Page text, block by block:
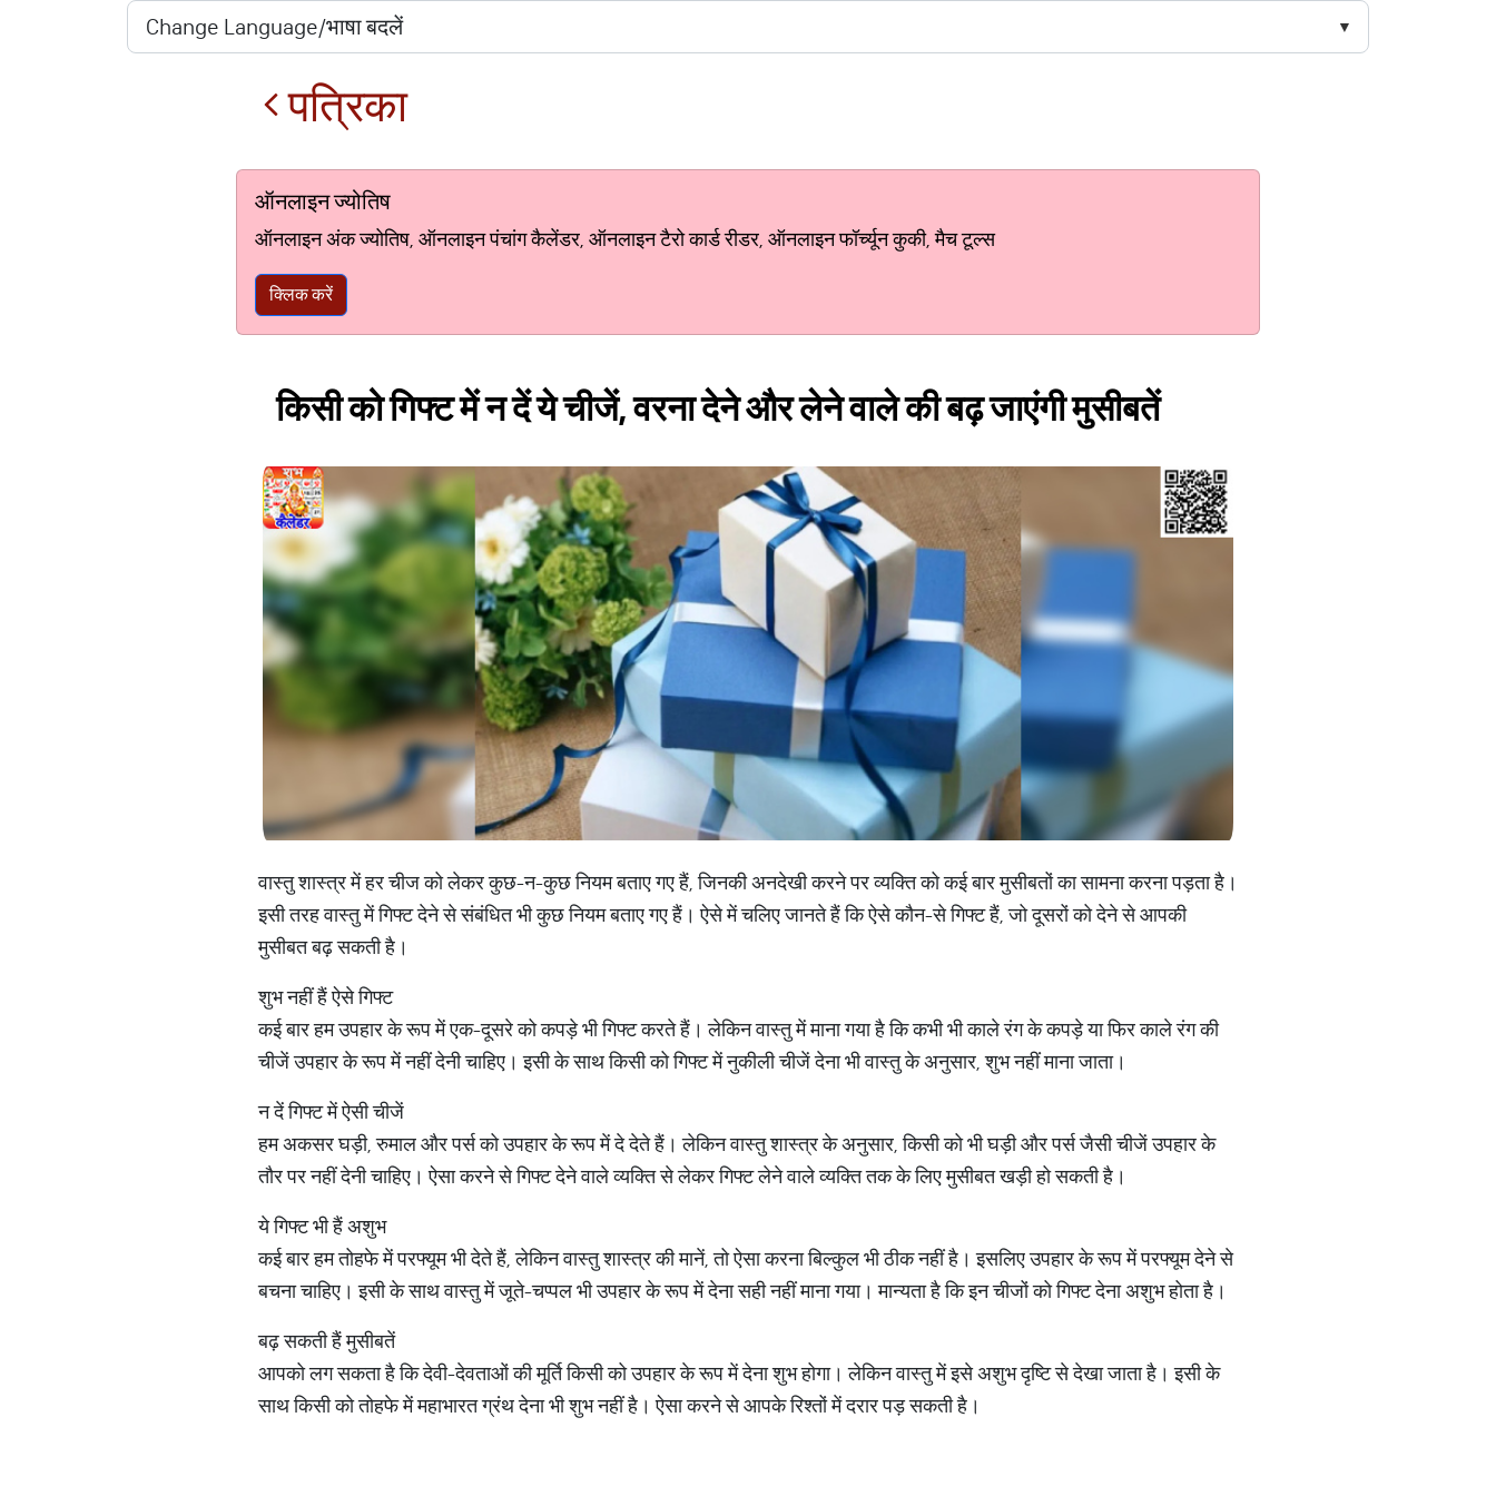
पत्रिका
ऑनलाइन ज्योतिष
ऑनलाइन अंक ज्योतिष, ऑनलाइन पंचांग कैलेंडर, ऑनलाइन टैरो कार्ड रीडर, ऑनलाइन फॉर्च्यून कुकी, मैच टूल्स
क्लिक करें
किसी को गिफ्ट में न दें ये चीजें, वरना देने और लेने वाले की बढ़ जाएंगी मुसीबतें
वास्तु शास्त्र में हर चीज को लेकर कुछ-न-कुछ नियम बताए गए हैं, जिनकी अनदेखी करने पर व्यक्ति को कई बार मुसीबतों का सामना करना पड़ता है।
इसी तरह वास्तु में गिफ्ट देने से संबंधित भी कुछ नियम बताए गए हैं। ऐसे में चलिए जानते हैं कि ऐसे कौन-से गिफ्ट हैं, जो दूसरों को देने से आपकी
मुसीबत बढ़ सकती है।
शुभ नहीं हैं ऐसे गिफ्ट
कई बार हम उपहार के रूप में एक-दूसरे को कपड़े भी गिफ्ट करते हैं। लेकिन वास्तु में माना गया है कि कभी भी काले रंग के कपड़े या फिर काले रंग की
चीजें उपहार के रूप में नहीं देनी चाहिए। इसी के साथ किसी को गिफ्ट में नुकीली चीजें देना भी वास्तु के अनुसार, शुभ नहीं माना जाता।
न दें गिफ्ट में ऐसी चीजें
हम अकसर घड़ी, रुमाल और पर्स को उपहार के रूप में दे देते हैं। लेकिन वास्तु शास्त्र के अनुसार, किसी को भी घड़ी और पर्स जैसी चीजें उपहार के
तौर पर नहीं देनी चाहिए। ऐसा करने से गिफ्ट देने वाले व्यक्ति से लेकर गिफ्ट लेने वाले व्यक्ति तक के लिए मुसीबत खड़ी हो सकती है।
ये गिफ्ट भी हैं अशुभ
कई बार हम तोहफे में परफ्यूम भी देते हैं, लेकिन वास्तु शास्त्र की मानें, तो ऐसा करना बिल्कुल भी ठीक नहीं है। इसलिए उपहार के रूप में परफ्यूम देने से
बचना चाहिए। इसी के साथ वास्तु में जूते-चप्पल भी उपहार के रूप में देना सही नहीं माना गया। मान्यता है कि इन चीजों को गिफ्ट देना अशुभ होता है।
बढ़ सकती हैं मुसीबतें
आपको लग सकता है कि देवी-देवताओं की मूर्ति किसी को उपहार के रूप में देना शुभ होगा। लेकिन वास्तु में इसे अशुभ दृष्टि से देखा जाता है। इसी के
साथ किसी को तोहफे में महाभारत ग्रंथ देना भी शुभ नहीं है। ऐसा करने से आपके रिश्तों में दरार पड़ सकती है।